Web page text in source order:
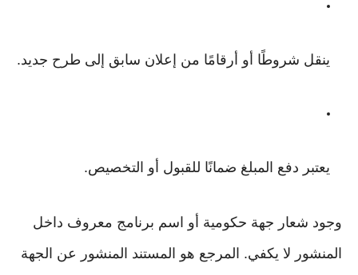
ينقل شروطًا أو أرقامًا من إعلان سابق إلى طرح جديد.
يعتبر دفع المبلغ ضمانًا للقبول أو التخصيص.
وجود شعار جهة حكومية أو اسم برنامج معروف داخل
المنشور لا يكفي. المرجع هو المستند المنشور عن الجهة